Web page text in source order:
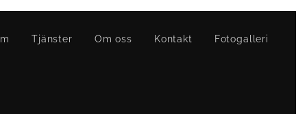
Tjänster Om oss Kontakt Fotogalleri